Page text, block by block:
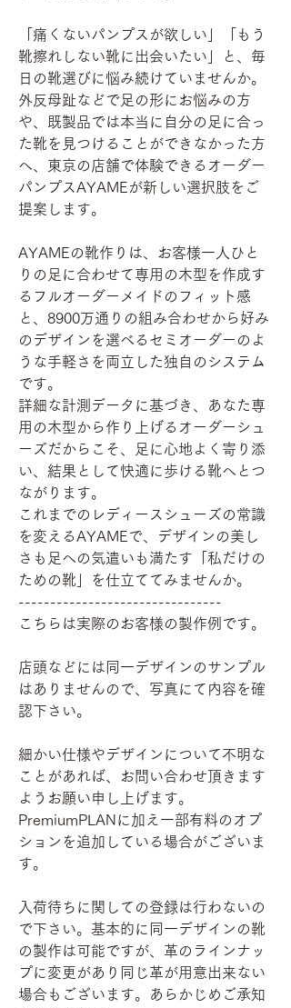
「痛くないパンプスが欲しい」「もう
靴擦れしない靴に出会いたい」と、毎
日の靴選びに悩み続けていませんか。
外反母趾などで足の形にお悩みの方
や、既製品では本当に自分の足に合っ
た靴を見つけることができなかった方
へ、東京の店舗で体験できるオーダー
パンプスAYAMEが新しい選択肢をご
提案します。
AYAMEの靴作りは、お客様一人ひと
りの足に合わせて専用の木型を作成す
るフルオーダーメイドのフィット感
と、8900万通りの組み合わせから好み
のデザインを選べるセミオーダーのよ
うな手軽さを両立した独自のシステム
です。
詳細な計測データに基づき、あなた専
用の木型から作り上げるオーダーシュ
ーズだからこそ、足に心地よく寄り添
い、結果として快適に歩ける靴へとつ
ながります。
これまでのレディースシューズの常識
を変えるAYAMEで、デザインの美し
さも足への気遣いも満たす「私だけの
ための靴」を仕立ててみませんか。
--------------------------------
こちらは実際のお客様の製作例です。
店頭などには同一デザインのサンプル
はありませんので、写真にて内容を確
認下さい。
細かい仕様やデザインについて不明な
ことがあれば、お問い合わせ頂きます
ようお願い申し上げます。
PremiumPLANに加え一部有料のオプ
ションを追加している場合がございま
す。
入荷待ちに関しての登録は行わないの
で下さい。基本的に同一デザインの靴
の製作は可能ですが、革のラインナッ
プに変更があり同じ革が用意出来ない
場合もございます。あらかじめご承知